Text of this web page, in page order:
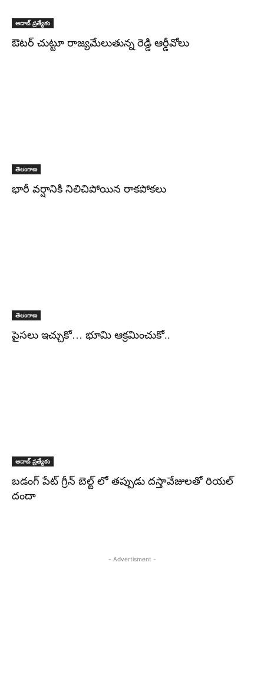
ఆదాబ్ ప్రత్యేకం
ఔట‌ర్ చుట్టూ రాజ్య‌మేలుతున్న రెడ్డి ఆర్డీవోలు
తెలంగాణ
భారీ వర్షానికి నిలిచిపోయిన రాకపోకలు
తెలంగాణ
పైసలు ఇచ్చుకో… భూమి ఆక్రమించుకో..
ఆదాబ్ ప్రత్యేకం
బడంగ్ పేట్ గ్రీన్ బెల్ట్ లో తప్పుడు దస్తావేజులతో రియల్
దందా
- Advertisment -